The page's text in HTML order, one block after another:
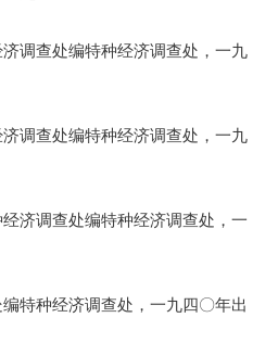
调查处编特种经济调查处，一九
调查处编特种经济调查处，一九
济调查处编特种经济调查处，一
特种经济调查处，一九四〇年出